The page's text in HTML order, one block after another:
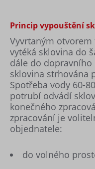
Princip vypouštění
Vyvrtaným
vytéká sklovina do
dále do
sklovina strhována
Spotřeba vody 60-
potrubí odvádí
konečného
zpracování je
objednatele:
do volného